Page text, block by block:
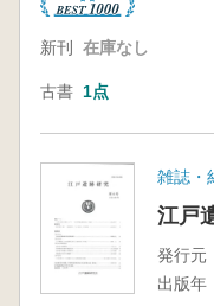
新刊 在庫なし
古書 1点
雑誌・
江戸
発行元
出版年